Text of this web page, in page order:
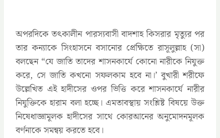
অপরদিকে তৎকালীন পারস্যবাসী বাদশাহ কিসরার মৃত্যুর পর
তার কন্যাকে সিংহাসনে বসানোর প্রেক্ষিতে রাসূলুল্লাহ (সা)
বলছেন “যে জাতি তাদের শাসনকার্যে কোনো নারীকে নিযুক্ত
করে, সে জাতি কখনো সফলকাম হবে না।‌‌‍‍‍’ বুখারী শরীফে
উল্লেখিত এই হাদীসের ওপর ভিত্তি করে শাসনকার্যে নারীর
নিযুক্তিকে হারাম বলা হচ্ছে। এমতাবস্থায় সংশ্লিষ্ট বিষয়ে উক্ত
নিষেধাজ্ঞামূলক হাদীসের সাথে কোরআনের অনুমোদনমূলক
বর্ণনাকে সমন্বয় করতে হবে।